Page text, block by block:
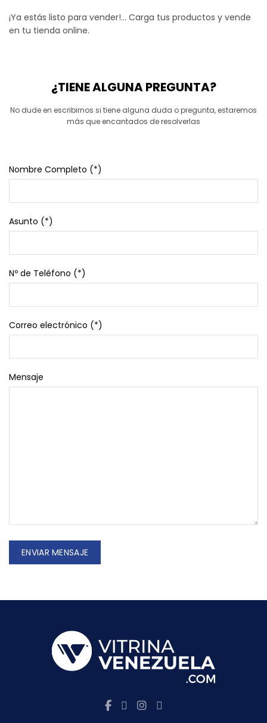
¡Ya estás listo para vender!… Carga tus productos y vende
en tu tienda online.
¿TIENE ALGUNA PREGUNTA?
No dude en escribirnos si tiene alguna duda o pregunta, estaremos
más que encantados de resolverlas
Nombre Completo (*)
Asunto (*)
Nº de Teléfono (*)
Correo electrónico (*)
Mensaje